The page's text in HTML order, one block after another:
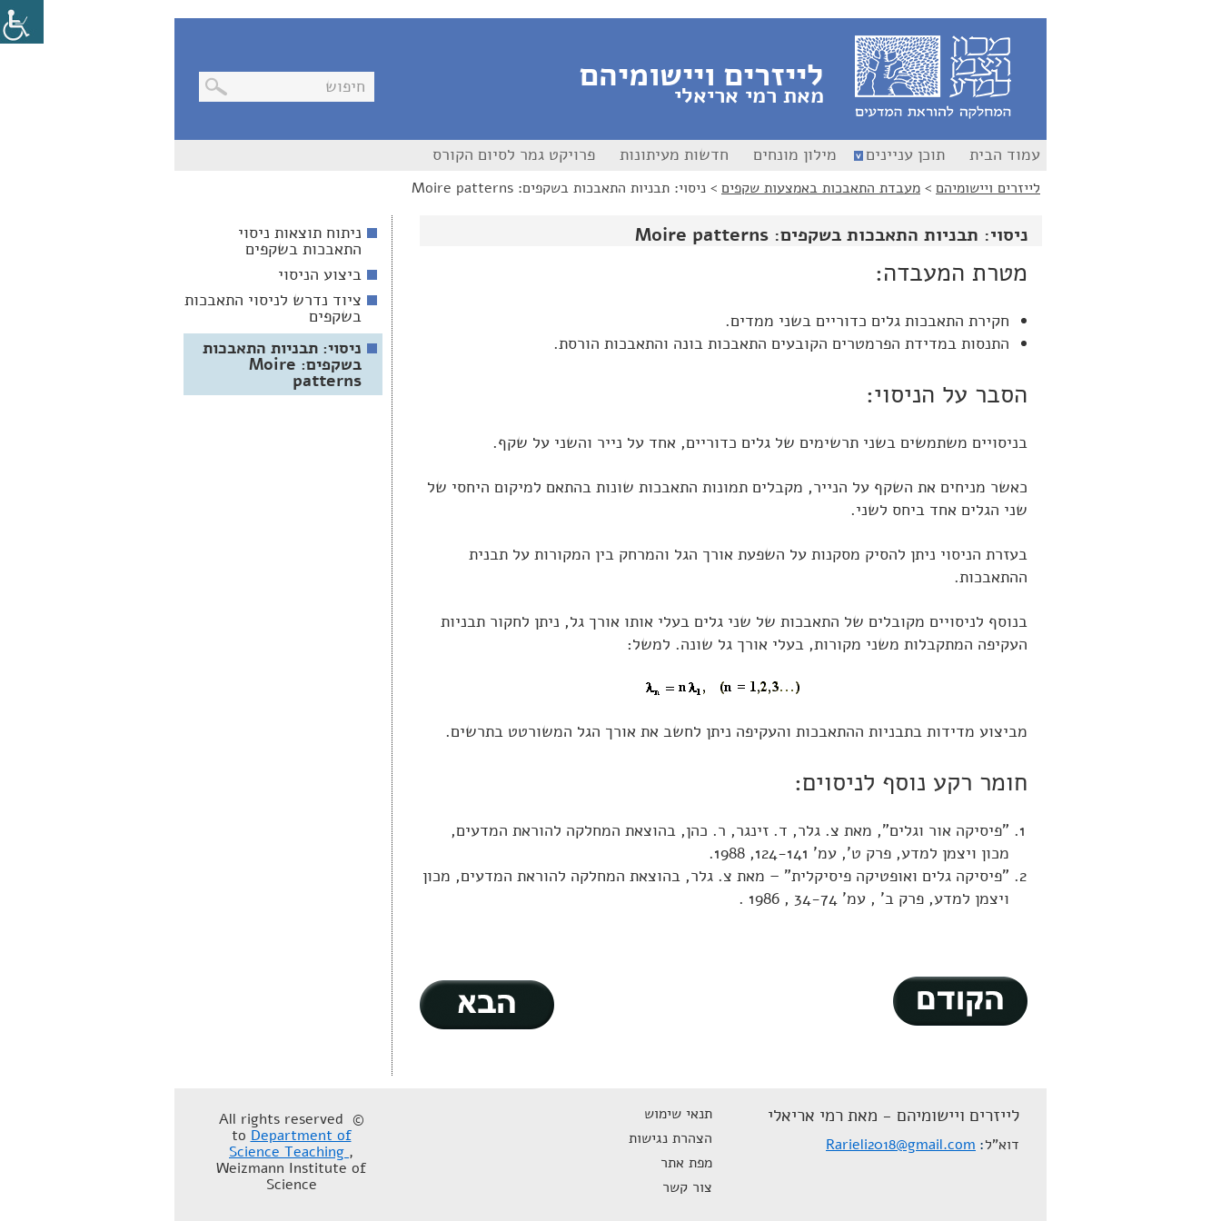
לייזרים ויישומיהם
מאת רמי אריאלי
עמוד הבית תוכן עניינים מילון מונחים חדשות מעיתונות פרויקט גמר לסיום הקורס
לייזרים ויישומיהם > מעבדת התאבכות באמצעות שקפים > ניסוי: תבניות התאבכות בשקפים: Moire patterns
ניסוי: תבניות התאבכות בשקפים: Moire patterns
מטרת המעבדה:
חקירת התאבכות גלים כדוריים בשני ממדים.
התנסות במדידת הפרמטרים הקובעים התאבכות בונה והתאבכות הורסת.
הסבר על הניסוי:
בניסויים משתמשים בשני תרשימים של גלים כדוריים, אחד על נייר והשני על שקף.
כאשר מניחים את השקף על הנייר, מקבלים תמונות התאבכות שונות בהתאם למיקום היחסי של
שני הגלים אחד ביחס לשני.
בעזרת הניסוי ניתן להסיק מסקנות על השפעת אורך הגל והמרחק בין המקורות על תבנית
ההתאבכות.
בנוסף לניסויים מקובלים של התאבכות של שני גלים בעלי אותו אורך גל, ניתן לחקור תבניות
העקיפה המתקבלות משני מקורות, בעלי אורך גל שונה. למשל:
מביצוע מדידות בתבניות ההתאבכות והעקיפה ניתן לחשב את אורך הגל המשורטט בתרשים.
חומר רקע נוסף לניסוים:
"פיסיקה אור וגלים", מאת צ. גלר, ד. זינגר, ר. כהן, בהוצאת המחלקה להוראת המדעים,
מכון ויצמן למדע, פרק ט', עמ' 124-141, 1988.
"פיסיקה גלים ואופטיקה פיסיקלית" – מאת צ. גלר, בהוצאת המחלקה להוראת המדעים, מכון
ויצמן למדע, פרק ב' , עמ' 34-74 , 1986 .
ניתוח תוצאות ניסוי
התאבכות בשקפים
ביצוע הניסוי
ציוד נדרש לניסוי התאבכות
בשקפים
ניסוי: תבניות התאבכות
בשקפים: Moire
patterns
לייזרים ויישומיהם - מאת רמי אריאלי
דוא"ל Rarieli2018@gmail.com
תנאי שימוש
הצהרת נגישות
מפת אתר
צור קשר
© All rights reserved
to Department of
Science Teaching ,
Weizmann Institute of
Science